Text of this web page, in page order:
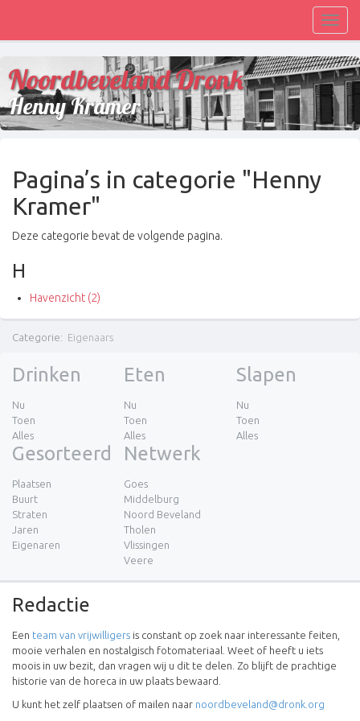
Noordbeveland Dronk
Henny Kramer
Pagina’s in categorie "Henny
Kramer"
Deze categorie bevat de volgende pagina.
H
Havenzicht (2)
Categorie: Eigenaars
Drinken
Nu
Toen
Alles
Eten
Nu
Toen
Alles
Slapen
Nu
Toen
Alles
Gesorteerd
Plaatsen
Buurt
Straten
Jaren
Eigenaren
Netwerk
Goes
Middelburg
Noord Beveland
Tholen
Vlissingen
Veere
Redactie
Een team van vrijwilligers is constant op zoek naar interessante feiten,
mooie verhalen en nostalgisch fotomateriaal. Weet of heeft u iets
moois in uw bezit, dan vragen wij u dit te delen. Zo blijft de prachtige
historie van de horeca in uw plaats bewaard.
U kunt het zelf plaatsen of mailen naar noordbeveland@dronk.org